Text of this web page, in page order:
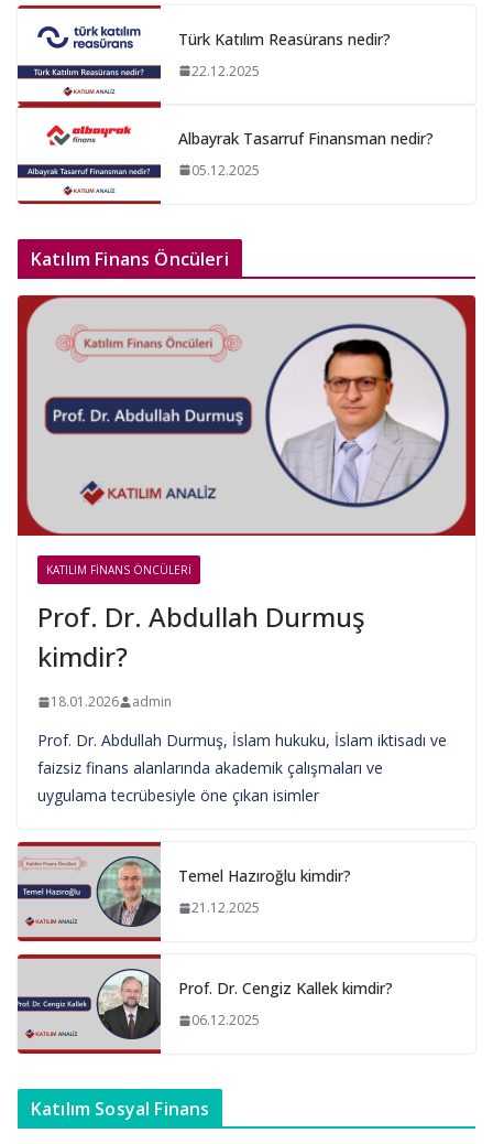
Türk Katılım Reasürans nedir?
22.12.2025
Albayrak Tasarruf Finansman nedir?
05.12.2025
Katılım Finans Öncüleri
KATILIM FINANS ÖNCÜLERI
Prof. Dr. Abdullah Durmuş
kimdir?
18.01.2026 admin
Prof. Dr. Abdullah Durmuş, İslam hukuku, İslam iktisadı ve
faizsiz finans alanlarında akademik çalışmaları ve
uygulama tecrübesiyle öne çıkan isimler
Temel Hazıroğlu kimdir?
21.12.2025
Prof. Dr. Cengiz Kallek kimdir?
06.12.2025
Katılım Sosyal Finans